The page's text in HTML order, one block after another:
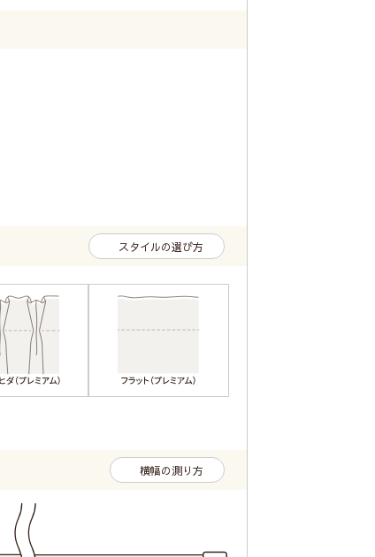
スタイルの選び方
横幅の測り方